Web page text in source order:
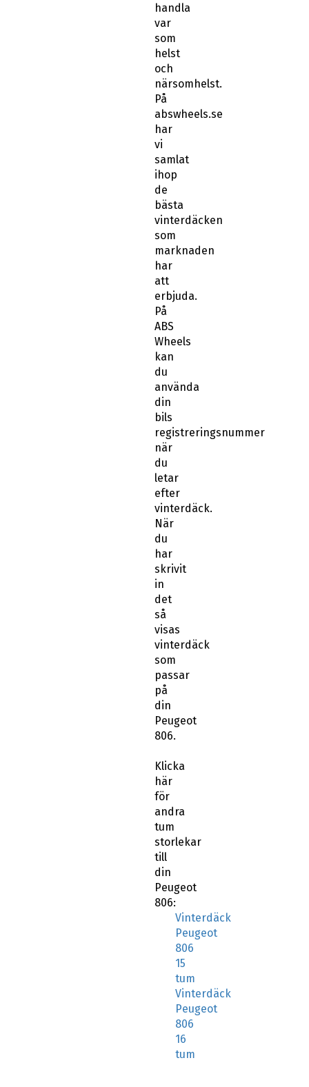
handla
var
som
helst
och
närsomhelst.
På
abswheels.se
har
vi
samlat
ihop
de
bästa
vinterdäcken
som
marknaden
har
att
erbjuda.
På
ABS
Wheels
kan
du
använda
din
bils
registreringsnummer
när
du
letar
efter
vinterdäck.
När
du
har
skrivit
in
det
så
visas
vinterdäck
som
passar
på
din
Peugeot
806.
Klicka
här
för
andra
tum
storlekar
till
din
Peugeot
806:
Vinterdäck
Peugeot
806
15
tum
Vinterdäck
Peugeot
806
16
tum